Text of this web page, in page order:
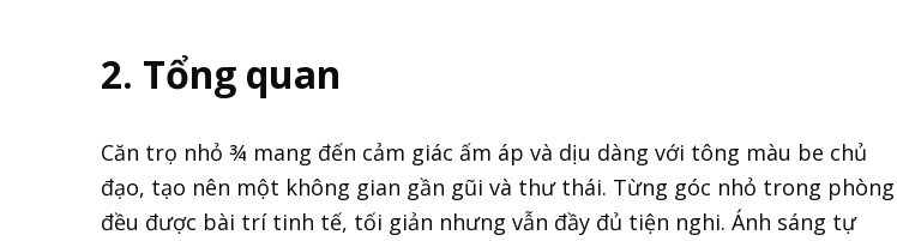
2. Tổng quan
Căn trọ nhỏ ¾ mang đến cảm giác ấm áp và dịu dàng với tông màu be chủ
đạo, tạo nên một không gian gần gũi và thư thái. Từng góc nhỏ trong phòng
đều được bài trí tinh tế, tối giản nhưng vẫn đầy đủ tiện nghi. Ánh sáng tự